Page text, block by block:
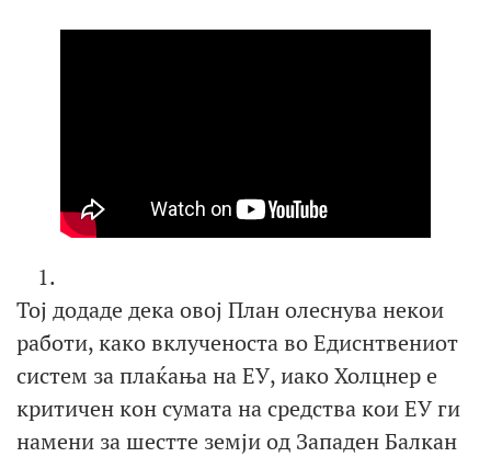
Тој додаде дека овој План олеснува некои
работи, како вклученоста во Едиснтвениот
систем за плаќања на ЕУ, иако Холцнер е
критичен кон сумата на средства кои ЕУ ги
намени за шестте земји од Западен Балкан